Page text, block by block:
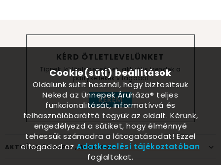
KÉRD ÖTLETLEVELÜNKET
Tippek, különlegességek, aktuális trendek a
partykellékek világából
KÉREM
AKTUÁLIS ÜNNEPEK, ALKALMAK
Cookie(süti) beállítások
Oldalunk sütit használ, hogy biztosítsuk
Neked az Ünnepek Áruháza® teljes
funkcionalitását, informatívvá és
felhasználóbaráttá tegyük az oldalt. Kérünk,
engedélyezd a sütiket, hogy élménnyé
tehessük számodra a látogatásodat! Ezzel
elfogadod azAdatkezelési tájékoztatóban
foglaltakat.